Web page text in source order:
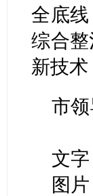
全底
综合
新技
市领
文
图